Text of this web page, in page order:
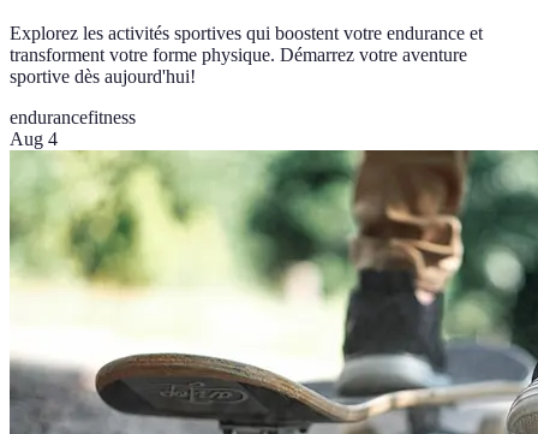
Explorez les activités sportives qui boostent votre endurance et
transforment votre forme physique. Démarrez votre aventure
sportive dès aujourd'hui!
endurancefitness
Aug 4